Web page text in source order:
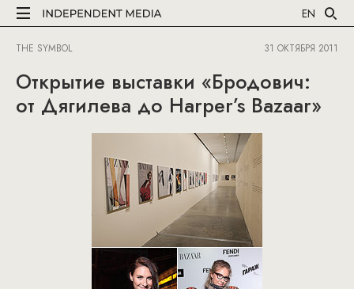
EN
THE SYMBOL 31 ОКТЯБРЯ 2011
Открытие выставки «Бродович:
от Дягилева до Harper’s Bazaar»